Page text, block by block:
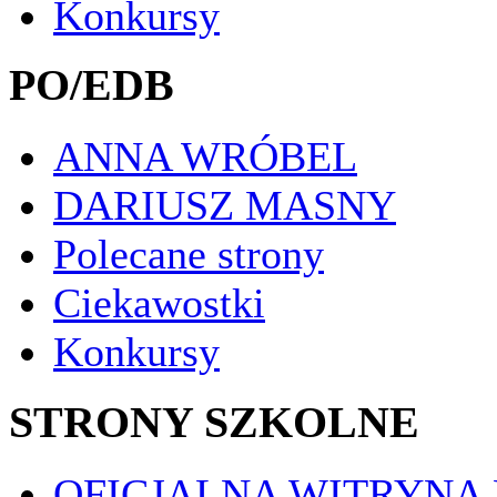
Konkursy
PO/EDB
ANNA WRÓBEL
DARIUSZ MASNY
Polecane strony
Ciekawostki
Konkursy
STRONY SZKOLNE